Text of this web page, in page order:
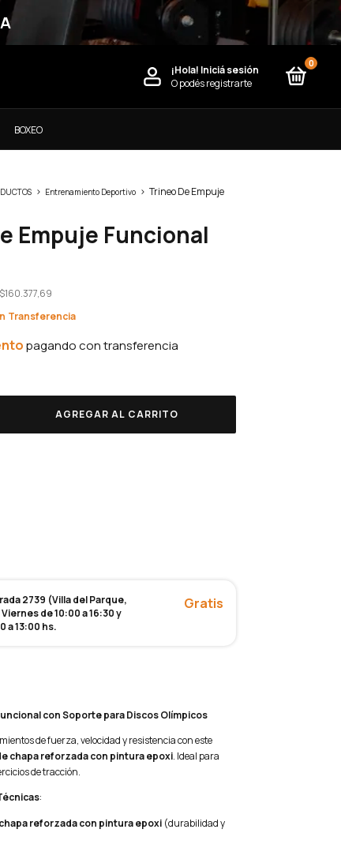
¡Hola! Iniciá sesión
O podés registrarte
0
BOXEO
> Entrenamiento Deportivo > Trineo De Empuje
Empuje Funcional
$160.377,69
2739 (Villa del Parque,
de 10:00 a 16:30 y
a 13:00 hs.
Gratis
con Soporte para Discos Olímpicos
de fuerza, velocidad y resistencia con este
chapa reforzada con pintura epoxi. Ideal para
de tracción.
:
chapa reforzada con pintura epoxi (durabilidad y